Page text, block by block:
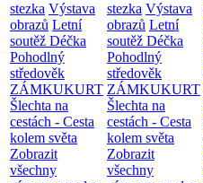
stezka Výstava
obrazů Letní
soutěž Déčka
Pohodlný
středověk
ZÁMKUKURT
Šlechta na
cestách - Cesta
kolem světa
Zobrazit
všechny
stezka Výstava
obrazů Letní
soutěž Déčka
Pohodlný
středověk
ZÁMKUKURT
Šlechta na
cestách - Cesta
kolem světa
Zobrazit
všechny